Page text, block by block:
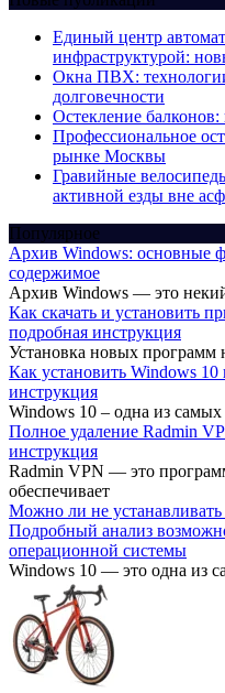
Единый центр
инфраструктурой:
Окна ПВХ:
долговечности
Остекление
Профессиональное
рынке Москвы
Гравийные
активной езды вне
Популярное
Архив Windows: основные
содержимое
Архив Windows — это
Как скачать и установить
подробная инструкция
Установка новых программ
Как установить Windows
инструкция
Windows 10 – одна из
Полное удаление Radmin
инструкция
Radmin VPN — это
обеспечивает
Можно ли не
Подробный анализ
операционной системы
Windows 10 — это одна из